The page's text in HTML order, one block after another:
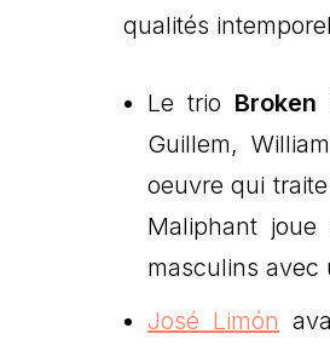
qualités
Le trio Broken
Guillem,
oeuvre qui
Maliphant
masculins avec
José Limón